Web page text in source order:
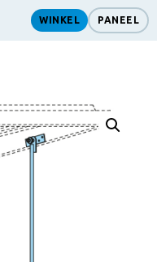
WINKEL PANEEL